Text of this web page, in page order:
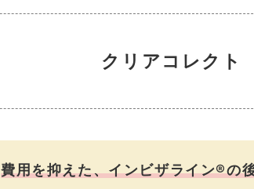
クリアコレクト
費用を抑えた、インビザライン®の